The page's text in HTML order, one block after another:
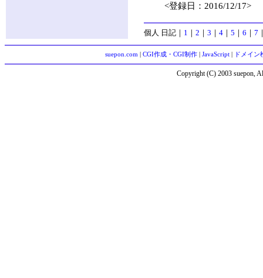
<登録日：2016/12/17>
個人 日記 ｜ 1 ｜ 2 ｜ 3 ｜ 4 ｜ 5 ｜ 6 ｜ 7
suepon.com CGI作成・CGI制作| JavaScript| ドメイン
Copyright (C) 2003 suepon,